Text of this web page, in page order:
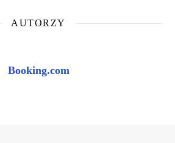
AUTORZY
Booking.com